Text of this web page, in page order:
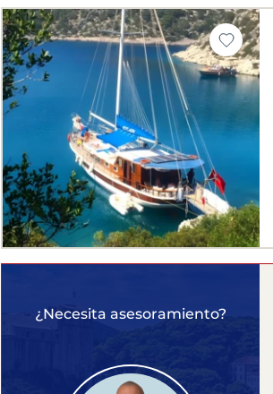
¿Necesita asesoramiento?